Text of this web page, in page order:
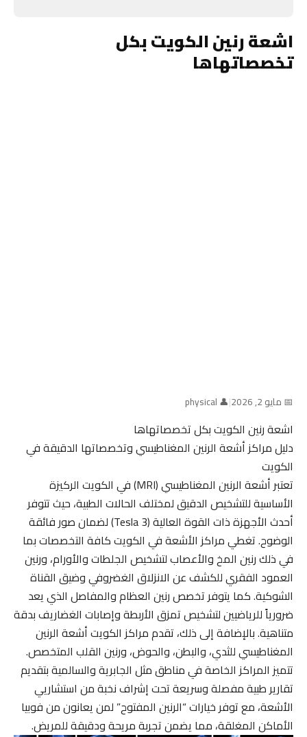
اشعة رنين الكويت بكل
تخصصاتهاها
📅 مايو 2, 2026 |
👤 physical
اشعة رنين الكويت بكل تخصصاتهاها
دليل مراكز أشعة الرنين المغناطيسي وتخصصاتها الدقيقة في
الكويت
تعتبر أشعة الرنين المغناطيسي (MRI) في الكويت الركيزة
الأساسية للتشخيص الدقيق لمختلف الحالات الطبية، حيث تتوفر
أحدث الأجهزة ذات القوة العالية (3 Tesla) لضمان صور فائقة
الوضوح. تغطي مراكز الأشعة في الكويت كافة التخصصات بما
في ذلك رنين المخ والأعصاب لتشخيص الجلطات والأورام، ورنين
العمود الفقري للكشف عن الانزلاق الغضروفي وضيق القناة
الشوكية. كما يتوفر تخصص رنين العظام والمفاصل الذي يعد
ضرورياً للرياضيين لتشخيص تمزق الأربطة وإصابات الغضاريف بدقة
متناهية. بالإضافة إلى ذلك، تقدم مراكز الكويت أشعة الرنين
المغناطيسي للثدي، والبطن، والحوض، ورنين القلب المتخصص.
تتميز المراكز الخاصة في مناطق مثل الجابرية والسالمية بتقديم
تقارير طبية مفصلة وسريعة تحت إشراف نخبة من استشاريي
الأشعة، مع توفر خيارات “الرنين المفتوح” لمن يعانون من فوبيا
الأماكن المغلقة، مما يضمن تجربة مريحة ودقيقة للمريض.